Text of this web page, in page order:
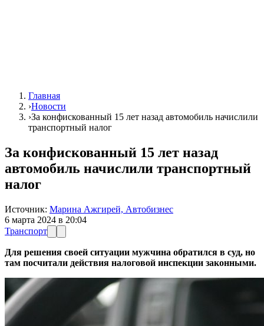
Главная
›Новости
›За конфискованный 15 лет назад автомобиль начислили
транспортный налог
За конфискованный 15 лет назад
автомобиль начислили транспортный
налог
Источник: Марина Ажгирей, Автобизнес
6 марта 2024 в 20:04
Транспорт
Для решения своей ситуации мужчина обратился в суд, но
там посчитали действия налоговой инспекции законными.